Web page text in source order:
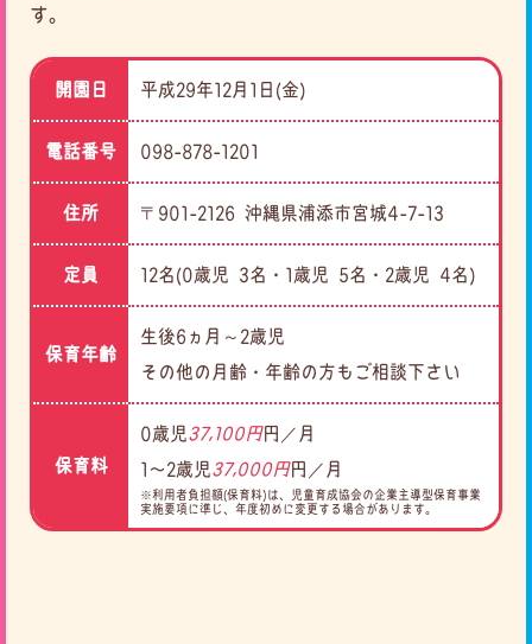
す。
開園日 平成29年12月1日(金)
電話番号 098-878-1201
住所 〒901-2126 沖縄県浦添市宮城4-7-13
定員 12名(0歳児 3名・1歳児 5名・2歳児 4名)
保育年齢
生後6ヵ月～2歳児
その他の月齢・年齢の方もご相談下さい
保育料
0歳児37,100円円／月
1〜2歳児37,000円円／月
※利用者負担額(保育料)は、児童育成協会の企業主導型保育事業
実施要項に準じ、年度初めに変更する場合があります。